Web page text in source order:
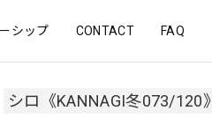
シップ CONTACT FAQ
シロ《KANNAGI冬073/120》